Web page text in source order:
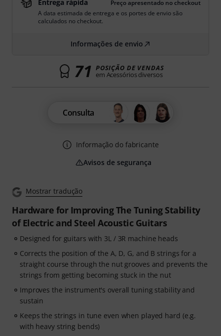
Mostrar tradução
Hardware for Improving The Tuning Stability
of Electric and Steel Acoustic Guitars
Designed for guitars with 3L / 3R machine heads
Corrects the position of the A, D, G, and B strings for a
straight course through the nut grooves and prevents the
strings from getting becoming stuck in the nut
Improves the instrument's overall tuning stability and
sustain
Keeps the strings in tune even when played hard (e.g.
with heavy string bends)
Entrega rápida
Preço apresentado no checkout
A data estimada de entrega e os portes de envio são
calculados no checkout.
Informações de envio
71 POSIÇÃO DE VENDAS
em Acessórios diversos
Consulta
Informação do fabricante
Avisos de segurança